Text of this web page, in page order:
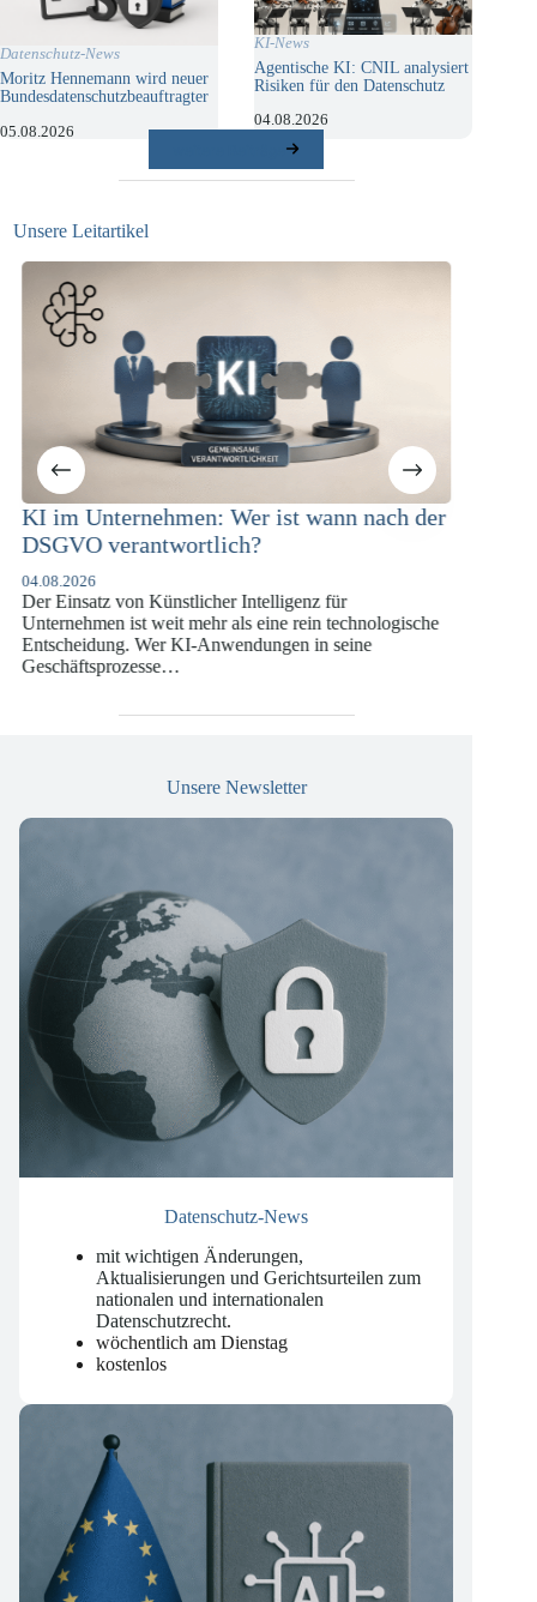
Datenschutz-News
Moritz Hennemann wird neuer
Bundesdatenschutzbeauftragter
05.08.2026
KI-News
Agentische KI: CNIL analysiert
Risiken für den Datenschutz
04.08.2026
Unsere Leitartikel
Wer ist wann nach der
verantwortlich?
von Künstlicher Intelligenz für
ist weit mehr als eine rein technologische
Wer KI-Anwendungen in seine
KI-Compliance
Die europäische
Unsere Newsletter
Datenschutz-News
mit wichtigen Änderungen,
Aktualisierungen und Gerichtsurteilen zum
nationalen und internationalen
Datenschutzrecht.
wöchentlich am Dienstag